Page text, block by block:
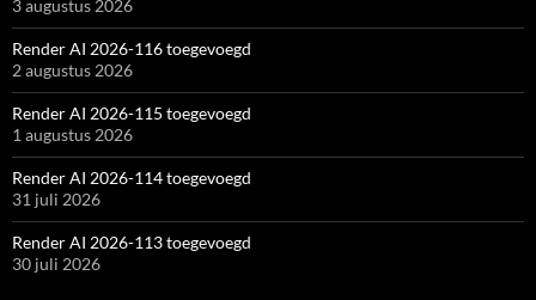
3 augustus 2026
Render AI 2026-116 toegevoegd
2 augustus 2026
Render AI 2026-115 toegevoegd
1 augustus 2026
Render AI 2026-114 toegevoegd
31 juli 2026
Render AI 2026-113 toegevoegd
30 juli 2026